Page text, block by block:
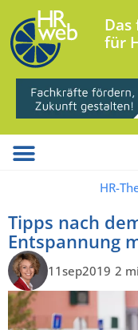
Das
für
HR-
Tipps nach
Entspannung
11sep2019 2